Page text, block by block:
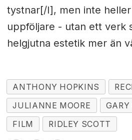
tystnar[/I], men inte
uppföljare - utan ett verk
helgjutna estetik mer än
ANTHONY HOPKINS
JULIANNE MOORE
FILM
RIDLEY SCOTT